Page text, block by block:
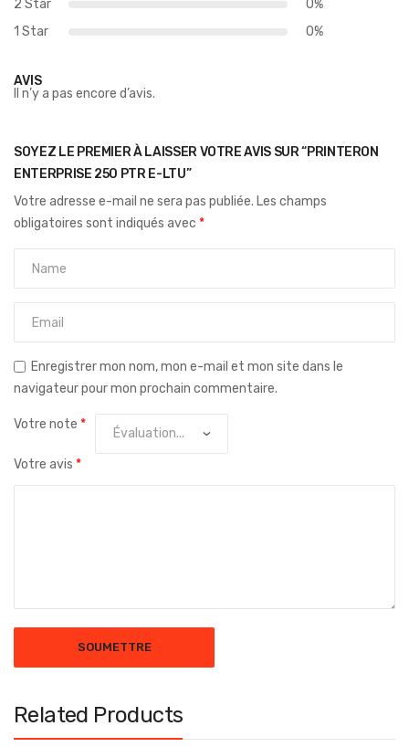
2 Star
0%
1 Star
0%
AVIS
Il n’y a pas encore d’avis.
SOYEZ LE PREMIER À LAISSER VOTRE AVIS SUR “PRINTERON
ENTERPRISE 250 PTR E-LTU”
Votre adresse e-mail ne sera pas publiée. Les champs
obligatoires sont indiqués avec *
Enregistrer mon nom, mon e-mail et mon site dans le
navigateur pour mon prochain commentaire.
Votre note *
Votre avis *
Related Products